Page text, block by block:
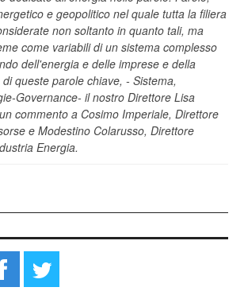
e geopolitico nel quale tutta la filiera
non soltanto in quanto tali, ma
come variabili di un sistema complesso
dell'energia e delle imprese e della
queste parole chiave, - Sistema,
Governance- il nostro Direttore Lisa
commento a Cosimo Imperiale, Direttore
e Modestino Colarusso, Direttore
Energia.